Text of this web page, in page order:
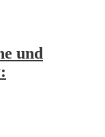
und